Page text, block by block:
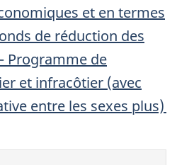
et en termes
de réduction des
Programme de
et infracôtier (avec
entre les sexes plus)